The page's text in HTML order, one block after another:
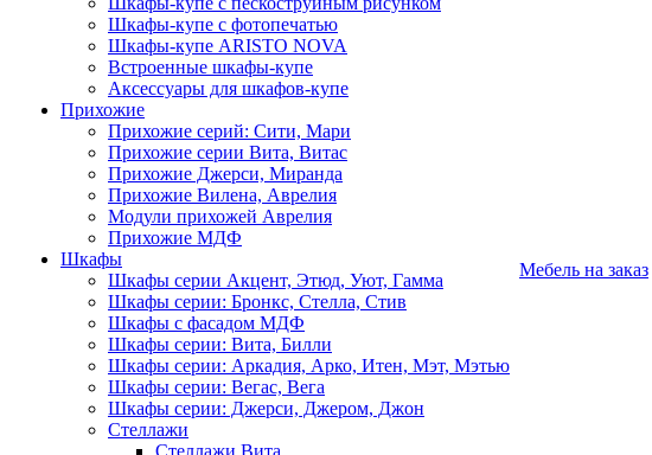
Шкафы-купе с фотопечатью
Шкафы-купе ARISTO NOVA
Встроенные шкафы-купе
Аксессуары для шкафов-купе
Прихожие
Прихожие серий: Сити, Мари
Прихожие серии Вита, Витас
Прихожие Джерси, Миранда
Прихожие Вилена, Аврелия
Модули прихожей Аврелия
Прихожие МДФ
Шкафы
Шкафы серии Акцент, Этюд, Уют, Гамма
Шкафы серии: Бронкс, Стелла, Стив
Шкафы с фасадом МДФ
Шкафы серии: Вита, Билли
Шкафы серии: Аркадия, Арко, Итен, Мэт, Мэтью
Шкафы серии: Вегас, Вега
Шкафы серии: Джерси, Джером, Джон
Стеллажи
Стеллажи Вита
Мебель на заказ